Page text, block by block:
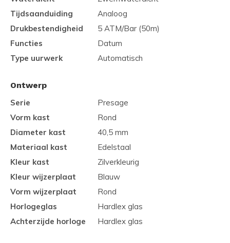
Tijdsaanduiding
Analoog
Drukbestendigheid
5 ATM/Bar (50m)
Functies
Datum
Type uurwerk
Automatisch
Ontwerp
Serie
Presage
Vorm kast
Rond
Diameter kast
40,5 mm
Materiaal kast
Edelstaal
Kleur kast
Zilverkleurig
Kleur wijzerplaat
Blauw
Vorm wijzerplaat
Rond
Horlogeglas
Hardlex glas
Achterzijde horloge
Hardlex glas